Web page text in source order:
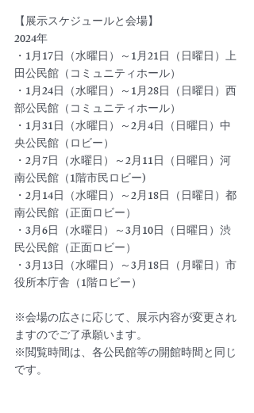
【展示スケジュールと会場】
2024年
・1月17日（水曜日）～1月21日（日曜日）上
田公民館（コミュニティホール）
・1月24日（水曜日）～1月28日（日曜日）西
部公民館（コミュニティホール）
・1月31日（水曜日）～2月4日（日曜日）中
央公民館（ロビー）
・2月7日（水曜日）～2月11日（日曜日）河
南公民館（1階市民ロビー)
・2月14日（水曜日）～2月18日（日曜日）都
南公民館（正面ロビー）
・3月6日（水曜日）～3月10日（日曜日）渋
民公民館（正面ロビー）
・3月13日（水曜日）～3月18日（月曜日）市
役所本庁舎（1階ロビー）
※会場の広さに応じて、展示内容が変更され
ますのでご了承願います。
※閲覧時間は、各公民館等の開館時間と同じ
です。